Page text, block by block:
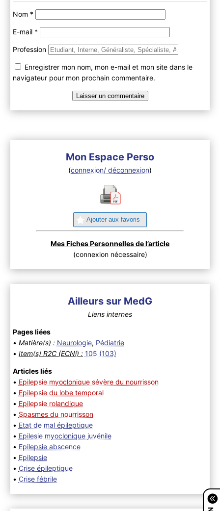
Nom *
E-mail *
Profession
Enregistrer mon nom, mon e-mail et mon site dans le
navigateur pour mon prochain commentaire.
Mon Espace Perso
(connexion/ déconnexion)
Ajouter aux favoris
Mes Fiches Personnelles de l’article
(connexion nécessaire)
Ailleurs sur MedG
Liens internes
Pages liées
• Matière(s) : Neurologie, Pédiatrie
• Item(s) R2C (ECNi) : 105 (103)
Articles liés
• Epilepsie myoclonique sévère du nourrisson
• Epilepsie du lobe temporal
• Epilepsie rolandique
• Spasmes du nourrisson
• Etat de mal épileptique
• Epilesie myoclonique juvénile
• Epilepsie abscence
• Epilepsie
• Crise épileptique
• Crise fébrile